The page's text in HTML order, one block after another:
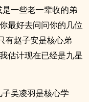
一些老一辈收的弟
最好去问问你的几位
有赵子安是核心弟
估计现在已经是九星
吴凌羽是核心学